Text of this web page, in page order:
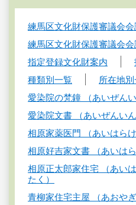
練馬区文化財保護審議会
練馬区文化財保護審議会
指定登録文化財案内
種類別一覧
所在地
愛染院の梵鐘 （あいぜん
愛染院文書 （あいぜんいん
相原家薬医門 （あいはらけ
相原好吉家文書 （あいは
相原正太郎家住宅 （あい
たく）
青柳家住宅主屋 （あおや